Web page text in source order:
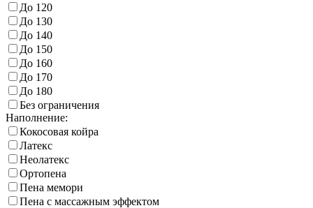
До 120
До 130
До 140
До 150
До 160
До 170
До 180
Без ограничения
Наполнение:
Кокосовая койра
Латекс
Неолатекс
Ортопена
Пена мемори
Пена с массажным эффектом